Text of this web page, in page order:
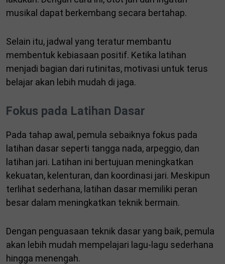
musikal dapat berkembang secara bertahap.
Selain itu, jadwal yang teratur membantu
membentuk kebiasaan positif. Ketika latihan
menjadi bagian dari rutinitas, motivasi untuk terus
belajar akan lebih mudah di jaga.
Fokus pada Latihan Dasar
Pada tahap awal, pemula sebaiknya fokus pada
latihan dasar seperti tangga nada, arpeggio, dan
latihan jari. Latihan ini bertujuan meningkatkan
kekuatan, kelenturan, dan koordinasi jari. Meskipun
terlihat sederhana, latihan dasar memiliki peran
besar dalam meningkatkan teknik bermain.
Dengan penguasaan teknik dasar yang baik, pemula
akan lebih mudah mempelajari lagu-lagu sederhana
hingga menengah.